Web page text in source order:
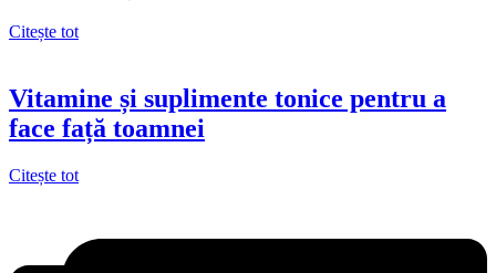
Citește tot
Vitamine și suplimente tonice pentru a
face față toamnei
Citește tot